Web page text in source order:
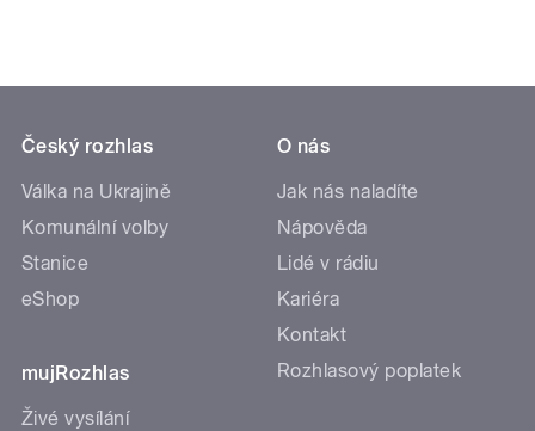
Český rozhlas
Válka na Ukrajině
Komunální volby
Stanice
eShop
mujRozhlas
Živé vysílání
O nás
Jak nás naladíte
Nápověda
Lidé v rádiu
Kariéra
Kontakt
Rozhlasový poplatek